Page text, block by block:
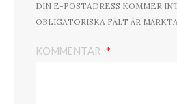
DIN E-POSTADRESS KOMMER
OBLIGATORISKA FÄLT ÄR
KOMMENTAR